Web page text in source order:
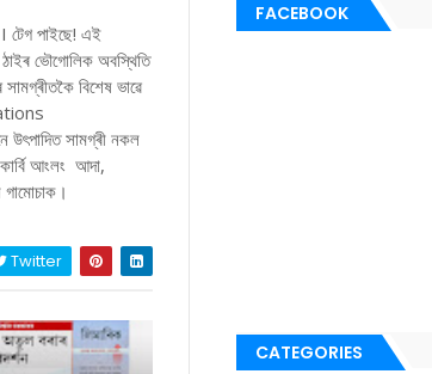
I টেগ পাইছে! এই
ভৌগোলিক অবস্থিতি
বিশেষ ভাৱে
সামগ্ৰী নকল
আংলং আদা,
Twitter
FACEBOOK
CATEGORIES